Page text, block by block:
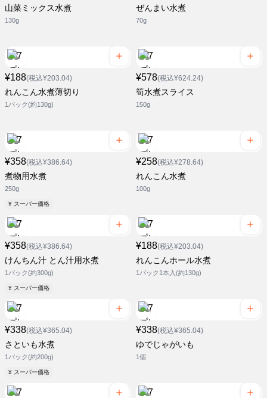
山菜ミックス水煮
130g
ぜんまい水煮
70g
¥188(税込¥203.04)
れんこん水煮薄切り
1パック(約130g)
¥578(税込¥624.24)
筍水煮スライス
150g
¥358(税込¥386.64)
煮物用水煮
250g
¥ スーパー価格
¥258(税込¥278.64)
れんこん水煮
100g
¥358(税込¥386.64)
けんちん汁 とん汁用水煮
1パック(約300g)
¥ スーパー価格
¥188(税込¥203.04)
れんこんホール水煮
1パック1本入(約130g)
¥338(税込¥365.04)
さといも水煮
1パック(約200g)
¥ スーパー価格
¥338(税込¥365.04)
ゆでじゃがいも
1個